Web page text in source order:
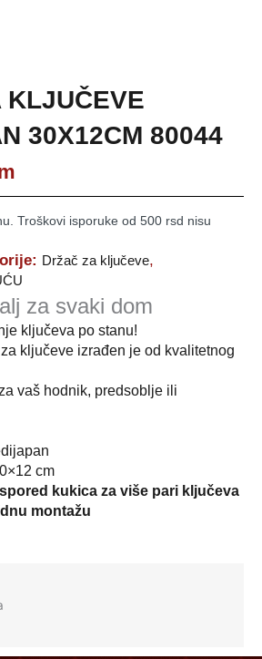
KLJUČEVE
30X12CM 80044
Troškovi isporuke od 500 rsd nisu
Držač za ključeve,
za svaki dom
ključeva po stanu!
ključeve izrađen je od kvalitetnog
vaš hodnik, predsoblje ili
cm
kukica za više pari ključeva
montažu